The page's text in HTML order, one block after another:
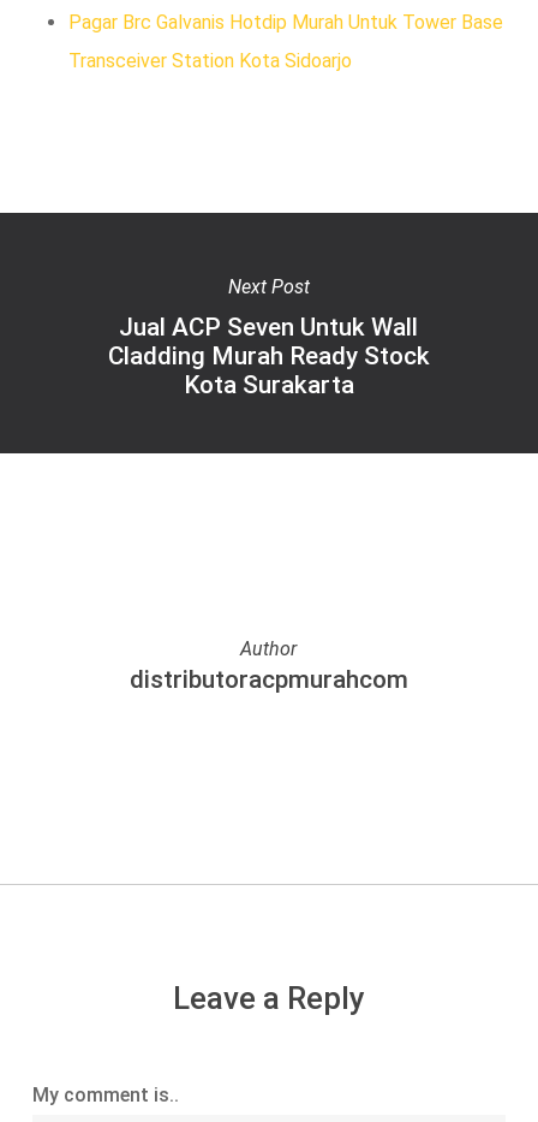
Pagar Brc Galvanis Hotdip Murah Untuk Tower Base
Transceiver Station Kota Sidoarjo
Next Post
Jual ACP Seven Untuk Wall
Cladding Murah Ready Stock
Kota Surakarta
Author
distributoracpmurahcom
Leave a Reply
My comment is..